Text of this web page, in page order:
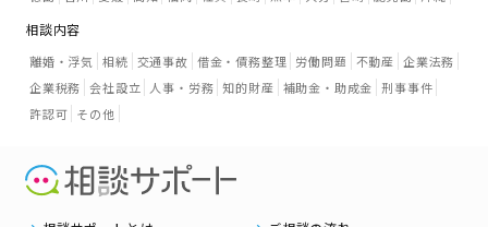
相談内容
離婚・浮気 相続 交通事故 借金・債務整理 労働問題 不動産 企業法務
企業税務 会社設立 人事・労務 知的財産 補助金・助成金 刑事事件
許認可 その他